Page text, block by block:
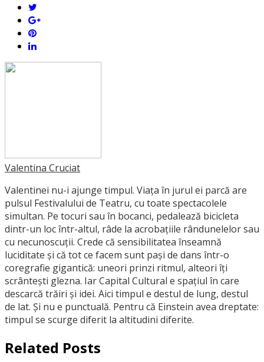
Valentina Cruciat
Valentinei nu-i ajunge timpul. Viața în jurul ei parcă are
pulsul Festivalului de Teatru, cu toate spectacolele
simultan. Pe tocuri sau în bocanci, pedalează bicicleta
dintr-un loc într-altul, râde la acrobațiile rândunelelor sau
cu necunoscuții. Crede că sensibilitatea înseamnă
luciditate și că tot ce facem sunt pași de dans într-o
coregrafie gigantică: uneori prinzi ritmul, alteori îți
scrântești glezna. Iar Capital Cultural e spațiul în care
descarcă trăiri și idei. Aici timpul e destul de lung, destul
de lat. Și nu e punctuală. Pentru că Einstein avea dreptate:
timpul se scurge diferit la altitudini diferite.
Related Posts